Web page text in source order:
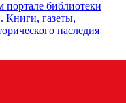
библиотеки
Книги, газеты,
наследия